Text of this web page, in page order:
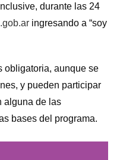
durante las 24
ingresando a “soy
obligatoria, aunque se
y pueden participar
alguna de las
bases del programa.